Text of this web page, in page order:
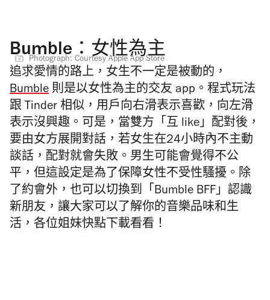
Bumble：女性為主
Photograph: Courtesy Apple App Store
追求愛情的路上，女生不一定是被動的，
Bumble 則是以女性為主的交友 app。程式玩法
跟 Tinder 相似，用戶向右滑表示喜歡，向左滑
表示沒興趣。可是，當雙方「互 like」配對後，
要由女方展開對話，若女生在24小時內不主動
談話，配對就會失敗。男生可能會覺得不公
平，但這設定是為了保障女性不受性騷擾。除
了約會外，也可以切換到「Bumble BFF」認識
新朋友，讓大家可以了解你的音樂品味和生
活，各位姐妹快點下載看看！